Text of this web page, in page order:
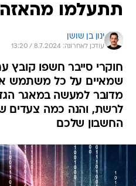
תתעלמו
ינון בן שושן
עודכן לאחרונה: 8.7.2024 / 13:20
חוקרי סייבר חשפו קובץ
שמאיים על כל משתמש
מדובר למעשה במאגר
לרשת, והנה כמה צעדים
החשבון שלכם